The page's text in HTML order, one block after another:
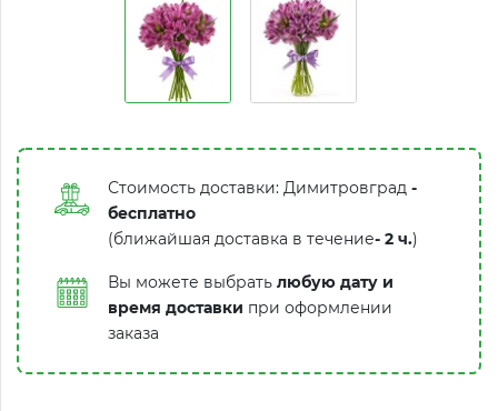
Стоимость доставки: Димитровград -
бесплатно
(ближайшая доставка в течение- 2 ч.)
Вы можете выбрать любую дату и
время доставки при оформлении
заказа